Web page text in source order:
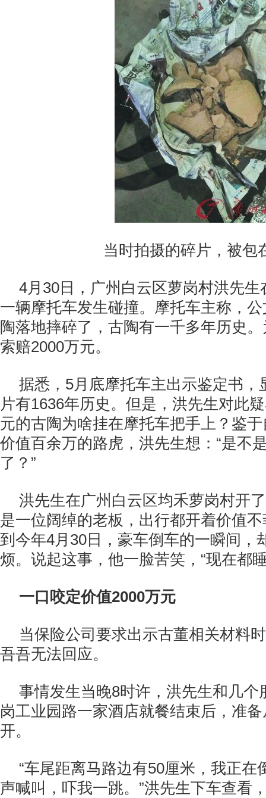
当时拍摄的碎片，被包
4月30日，广州白云区萝岗村洪先
一辆摩托车发生碰撞。摩托车主称，
陶落地摔碎了，古陶有一千多年历史
索赔2000万元。
据悉，5月底摩托车主出示鉴定书，
片有1636年历史。但是，洪先生对此
元的古陶为啥挂在摩托车把手上？鉴
价值百余万的路虎，洪先生想：“是不
了？”
洪先生在广州白云区均禾萝岗村开
是一位阔绰的老板，出行都开着价值
到今年4月30日，豪车倒车的一瞬间，
烦。说起这事，他一脸苦笑，“现在都
一口咬定价值2000万元
当保险公司要求出示古董相关材料
吾吾无法回应。
事情发生当晚8时许，洪先生和几个
岗工业园路一家酒店就餐结束后，准
开。
“车尾距离马路边有50厘米，我正在
声喊叫，吓我一跳。”洪先生下车查看